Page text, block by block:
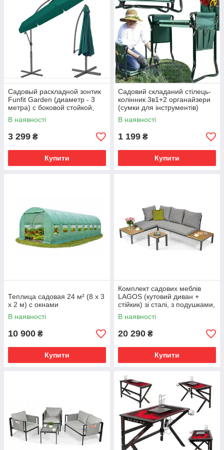
Садовый раскладной зонтик
Funfit Garden (диаметр - 3
метра) с боковой стойкой,
Зеленая
В наявності
3 299 ₴
Купити
Садовий складаний стілець-
колінник 3в1+2 органайзери
(сумки для інструментів)
В наявності
1 199 ₴
Купити
Теплица садовая 24 м² (8 х 3
х 2 м) с окнами
В наявності
10 900 ₴
Купити
Комплект садових меблів
LAGOS (кутовий диван +
стійкик) зі сталі, з подушками,
Сірий
В наявності
20 290 ₴
Купити